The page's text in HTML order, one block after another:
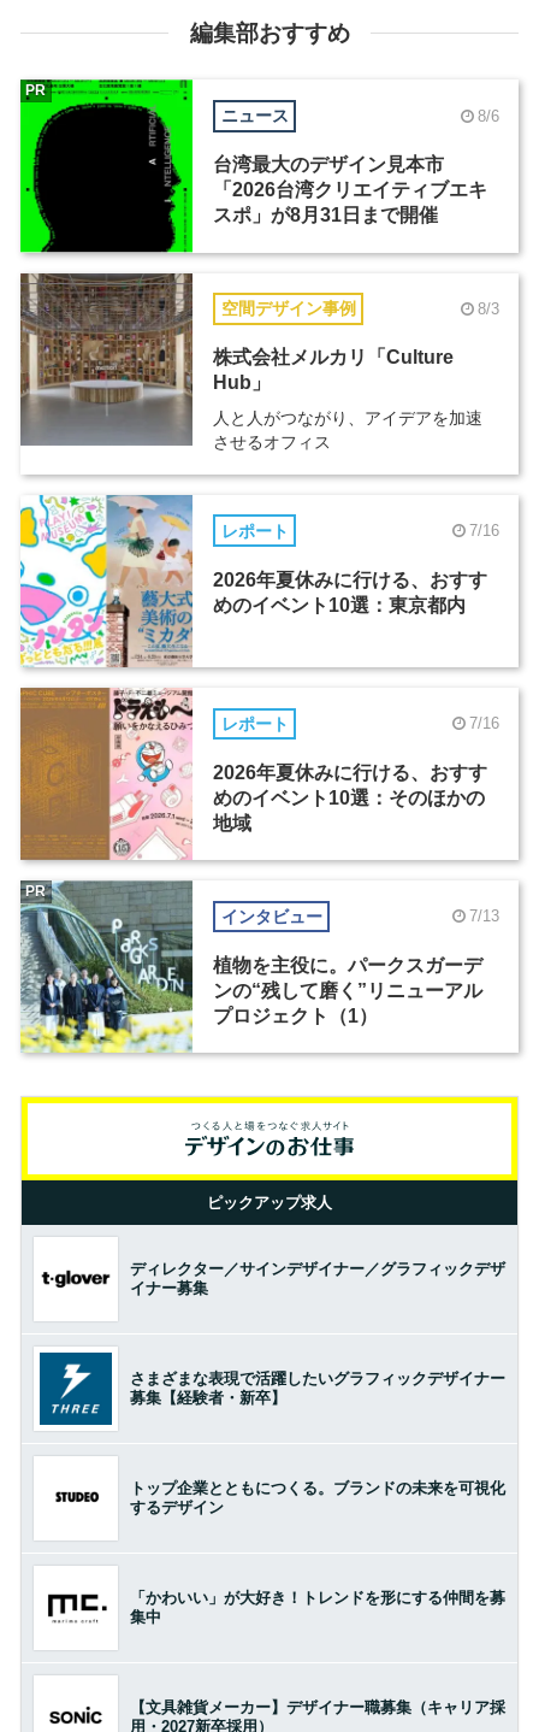
編集部おすすめ
ニュース 8/6
台湾最大のデザイン見本市
「2026台湾クリエイティブエキ
スポ」が8月31日まで開催
PR
空間デザイン事例 8/3
株式会社メルカリ「Culture
Hub」
人と人がつながり、アイデアを加速
させるオフィス
レポート 7/16
2026年夏休みに行ける、おすす
めのイベント10選：東京都内
レポート 7/16
2026年夏休みに行ける、おすす
めのイベント10選：そのほかの
地域
インタビュー 7/13
植物を主役に。パークスガーデ
ンの“残して磨く”リニューアル
プロジェクト（1）
PR
ピックアップ求人
ディレクター／サインデザイナー／グラフィックデザ
イナー募集
さまざまな表現で活躍したいグラフィックデザイナー
募集【経験者・新卒】
トップ企業とともにつくる。ブランドの未来を可視化
するデザイン
「かわいい」が大好き！トレンドを形にする仲間を募
集中
【文具雑貨メーカー】デザイナー職募集（キャリア採
用・2027新卒採用）